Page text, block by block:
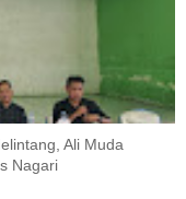
Ali Muda
Nagari